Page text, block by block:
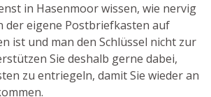
in Hasenmoor wissen, wie nervig
der eigene Postbriefkasten auf
ist und man den Schlüssel nicht zur
Sie deshalb gerne dabei,
zu entriegeln, damit Sie wieder an